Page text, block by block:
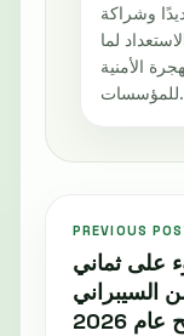
وشراكة
لما
الأمنية
للمؤسسات.
PREVIOUS
على ثماني
السيبراني
2026